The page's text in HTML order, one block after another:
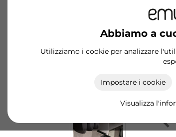
Abbiamo a
Utilizziamo i cookie per analizzare
Impostare i cookie
Visualizza